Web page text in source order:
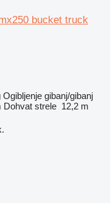
bucket truck
Ogibljenje gibanj/gibanj
Dohvat strele 12,2 m